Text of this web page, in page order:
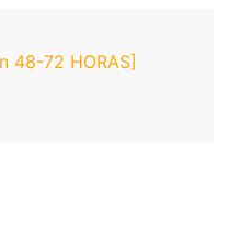
48-72 HORAS]